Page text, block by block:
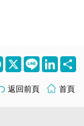
Facebook
X Line
返回前頁 首頁